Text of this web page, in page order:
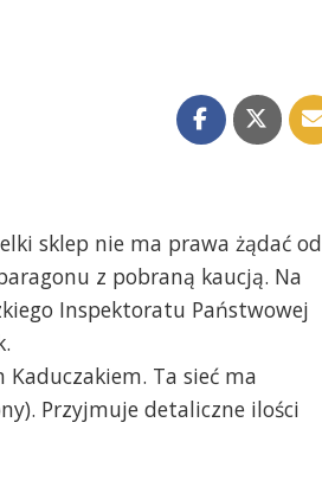
sklep nie ma prawa żądać od
z pobraną kaucją. Na
Inspektoratu Państwowej
Kaduczakiem. Ta sieć ma
Przyjmuje detaliczne ilości